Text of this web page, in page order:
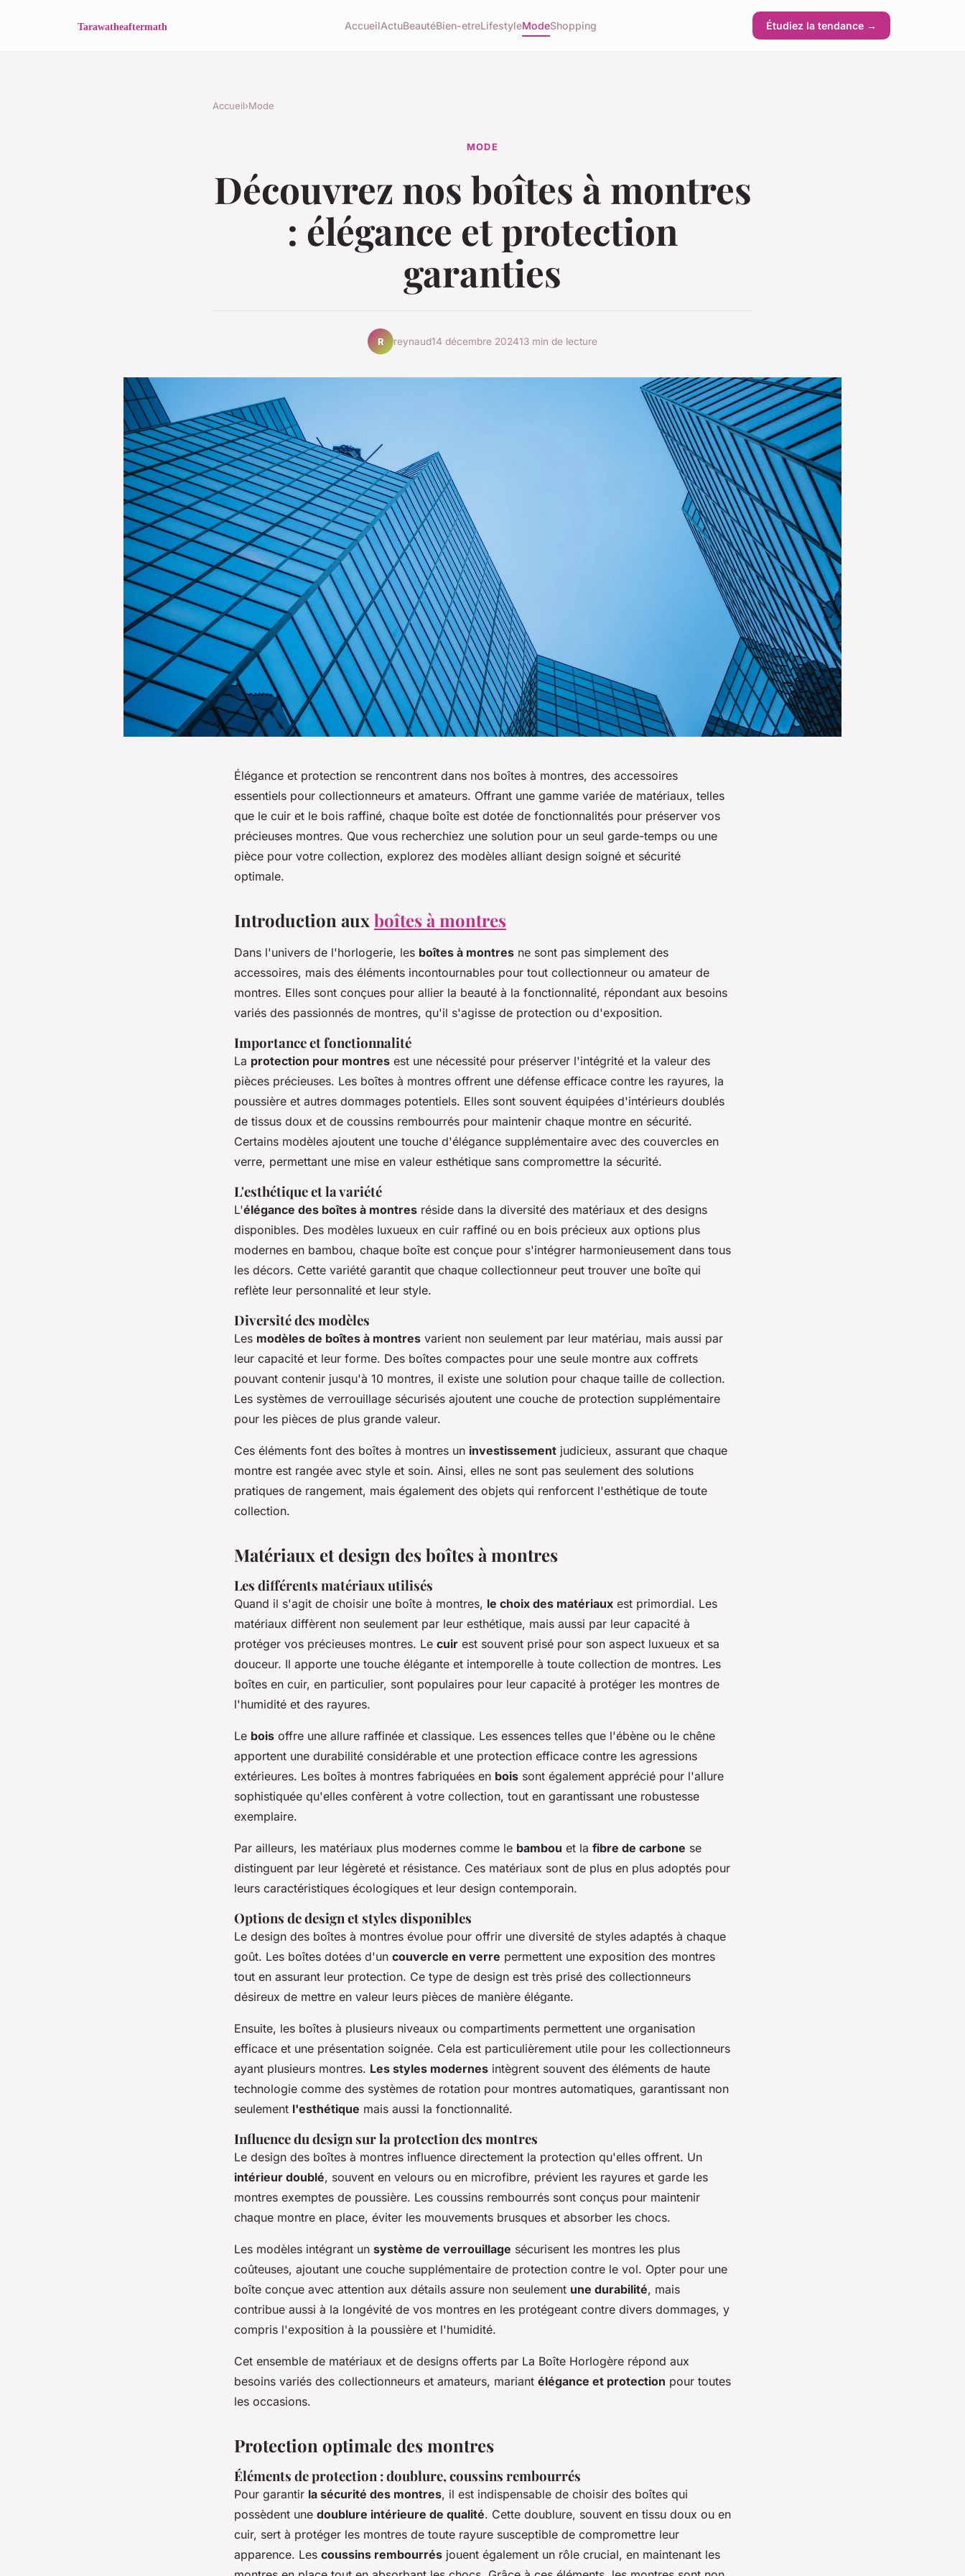
AccueilActuBeautéBien-etreLifestyleModeShopping Étudiez la tendance →
Accueil›Mode
MODE
Découvrez nos boîtes à montres
: élégance et protection
garanties
R reynaud14 décembre 202413 min de lecture
Élégance et protection se rencontrent dans nos boîtes à montres, des accessoires
essentiels pour collectionneurs et amateurs. Offrant une gamme variée de matériaux, telles
que le cuir et le bois raffiné, chaque boîte est dotée de fonctionnalités pour préserver vos
précieuses montres. Que vous recherchiez une solution pour un seul garde-temps ou une
pièce pour votre collection, explorez des modèles alliant design soigné et sécurité
optimale.
Introduction aux boîtes à montres
Dans l'univers de l'horlogerie, les boîtes à montres ne sont pas simplement des
accessoires, mais des éléments incontournables pour tout collectionneur ou amateur de
montres. Elles sont conçues pour allier la beauté à la fonctionnalité, répondant aux besoins
variés des passionnés de montres, qu'il s'agisse de protection ou d'exposition.
Importance et fonctionnalité
La protection pour montres est une nécessité pour préserver l'intégrité et la valeur des
pièces précieuses. Les boîtes à montres offrent une défense efficace contre les rayures, la
poussière et autres dommages potentiels. Elles sont souvent équipées d'intérieurs doublés
de tissus doux et de coussins rembourrés pour maintenir chaque montre en sécurité.
Certains modèles ajoutent une touche d'élégance supplémentaire avec des couvercles en
verre, permettant une mise en valeur esthétique sans compromettre la sécurité.
L'esthétique et la variété
L'élégance des boîtes à montres réside dans la diversité des matériaux et des designs
disponibles. Des modèles luxueux en cuir raffiné ou en bois précieux aux options plus
modernes en bambou, chaque boîte est conçue pour s'intégrer harmonieusement dans tous
les décors. Cette variété garantit que chaque collectionneur peut trouver une boîte qui
reflète leur personnalité et leur style.
Diversité des modèles
Les modèles de boîtes à montres varient non seulement par leur matériau, mais aussi par
leur capacité et leur forme. Des boîtes compactes pour une seule montre aux coffrets
pouvant contenir jusqu'à 10 montres, il existe une solution pour chaque taille de collection.
Les systèmes de verrouillage sécurisés ajoutent une couche de protection supplémentaire
pour les pièces de plus grande valeur.
Ces éléments font des boîtes à montres un investissement judicieux, assurant que chaque
montre est rangée avec style et soin. Ainsi, elles ne sont pas seulement des solutions
pratiques de rangement, mais également des objets qui renforcent l'esthétique de toute
collection.
Matériaux et design des boîtes à montres
Les différents matériaux utilisés
Quand il s'agit de choisir une boîte à montres, le choix des matériaux est primordial. Les
matériaux diffèrent non seulement par leur esthétique, mais aussi par leur capacité à
protéger vos précieuses montres. Le cuir est souvent prisé pour son aspect luxueux et sa
douceur. Il apporte une touche élégante et intemporelle à toute collection de montres. Les
boîtes en cuir, en particulier, sont populaires pour leur capacité à protéger les montres de
l'humidité et des rayures.
Le bois offre une allure raffinée et classique. Les essences telles que l'ébène ou le chêne
apportent une durabilité considérable et une protection efficace contre les agressions
extérieures. Les boîtes à montres fabriquées en bois sont également apprécié pour l'allure
sophistiquée qu'elles confèrent à votre collection, tout en garantissant une robustesse
exemplaire.
Par ailleurs, les matériaux plus modernes comme le bambou et la fibre de carbone se
distinguent par leur légèreté et résistance. Ces matériaux sont de plus en plus adoptés pour
leurs caractéristiques écologiques et leur design contemporain.
Options de design et styles disponibles
Le design des boîtes à montres évolue pour offrir une diversité de styles adaptés à chaque
goût. Les boîtes dotées d'un couvercle en verre permettent une exposition des montres
tout en assurant leur protection. Ce type de design est très prisé des collectionneurs
désireux de mettre en valeur leurs pièces de manière élégante.
Ensuite, les boîtes à plusieurs niveaux ou compartiments permettent une organisation
efficace et une présentation soignée. Cela est particulièrement utile pour les collectionneurs
ayant plusieurs montres. Les styles modernes intègrent souvent des éléments de haute
technologie comme des systèmes de rotation pour montres automatiques, garantissant non
seulement l'esthétique mais aussi la fonctionnalité.
Influence du design sur la protection des montres
Le design des boîtes à montres influence directement la protection qu'elles offrent. Un
intérieur doublé, souvent en velours ou en microfibre, prévient les rayures et garde les
montres exemptes de poussière. Les coussins rembourrés sont conçus pour maintenir
chaque montre en place, éviter les mouvements brusques et absorber les chocs.
Les modèles intégrant un système de verrouillage sécurisent les montres les plus
coûteuses, ajoutant une couche supplémentaire de protection contre le vol. Opter pour une
boîte conçue avec attention aux détails assure non seulement une durabilité, mais
contribue aussi à la longévité de vos montres en les protégeant contre divers dommages, y
compris l'exposition à la poussière et l'humidité.
Cet ensemble de matériaux et de designs offerts par La Boîte Horlogère répond aux
besoins variés des collectionneurs et amateurs, mariant élégance et protection pour toutes
les occasions.
Protection optimale des montres
Éléments de protection : doublure, coussins rembourrés
Pour garantir la sécurité des montres, il est indispensable de choisir des boîtes qui
possèdent une doublure intérieure de qualité. Cette doublure, souvent en tissu doux ou en
cuir, sert à protéger les montres de toute rayure susceptible de compromettre leur
apparence. Les coussins rembourrés jouent également un rôle crucial, en maintenant les